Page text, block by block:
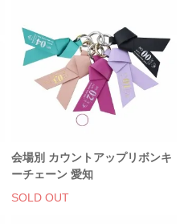
会場別 カウントアップリボンキ
ーチェーン 愛知
SOLD OUT